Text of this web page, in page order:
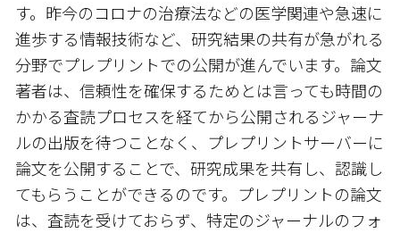
す。昨今のコロナの治療法などの医学関連や急速に
進歩する情報技術など、研究結果の共有が急がれる
分野でプレプリントでの公開が進んでいます。論文
著者は、信頼性を確保するためとは言っても時間の
かかる査読プロセスを経てから公開されるジャーナ
ルの出版を待つことなく、プレプリントサーバーに
論文を公開することで、研究成果を共有し、認識し
てもらうことができるのです。プレプリントの論文
は、査読を受けておらず、特定のジャーナルのフォ